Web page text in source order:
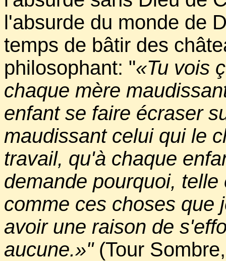
l'absurde du monde de
temps de bâtir des
philosophant: "«Tu vois
chaque mère
enfant se faire écraser
maudissant celui qui le
travail, qu'à chaque
demande pourquoi,
comme ces choses que
avoir une raison de
aucune.»"(Tour